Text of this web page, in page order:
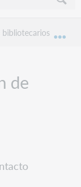
bibliotecarios
de